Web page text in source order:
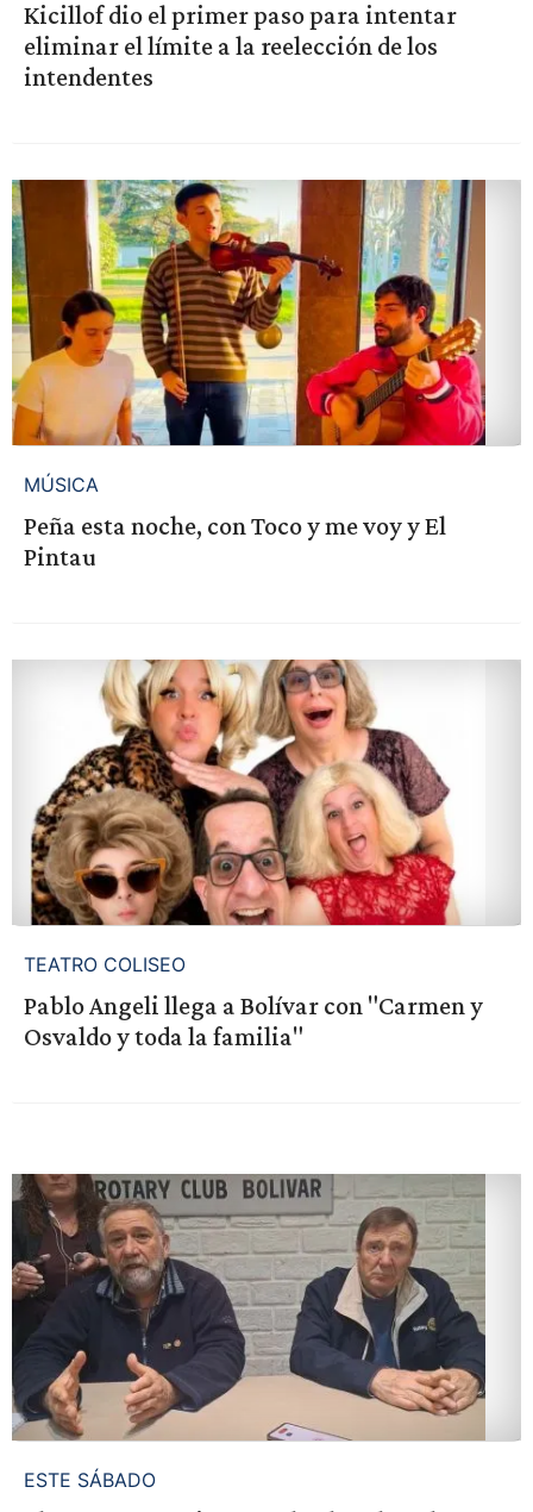
Kicillof dio el primer paso para intentar
eliminar el límite a la reelección de los
intendentes
MÚSICA
Peña esta noche, con Toco y me voy y El
Pintau
TEATRO COLISEO
Pablo Angeli llega a Bolívar con "Carmen y
Osvaldo y toda la familia"
ESTE SÁBADO